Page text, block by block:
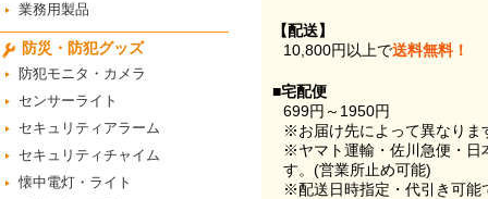
業務用製品
防災・防犯グッズ
防犯モニタ・カメラ
センサーライト
セキュリティアラーム
セキュリティチャイム
懐中電灯・ライト
【配送】
10,800円以上で送料無料！
■宅配便
699円～1950円
※お届け先によって異なりま
※ヤマト運輸・佐川急便・日
す。(営業所止め可能)
※配送日時指定・代引き可能